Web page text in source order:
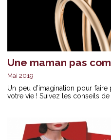
Une maman pas
Mai 2019
Un peu d’imagination pour
votre vie ! Suivez les conseils de